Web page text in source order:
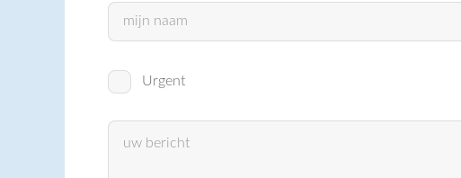
Urgent